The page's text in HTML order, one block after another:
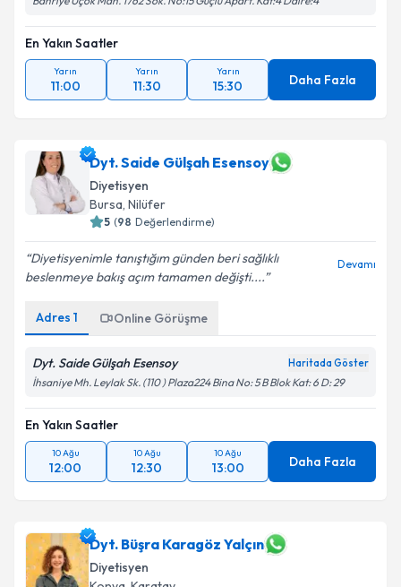
Takvim Talebini Gönder
Bahriye Üçok Mah. 1762 Sok. No:15 Güçlü Apart. Kat:4 Daire:4
En Yakın Saatler
Yarın
11:00
Yarın
11:30
Yarın
15:30 Daha Fazla
Dyt. Saide Gülşah Esensoy
Diyetisyen
Bursa,Nilüfer
( Değerlendirme)
Diyetisyenimle tanıştığım günden beri sağlıklı
beslenmeye bakış açım tamamen değişti....
Adres 1 Online Görüşme
Dyt. Saide Gülşah Esensoy
İhsaniye Mh. Leylak Sk. (110 ) Plaza224 Bina No: 5 B Blok Kat: 6 D: 29
En Yakın Saatler
10 Ağu
12:00
10 Ağu
12:30
10 Ağu
13:00 Daha Fazla
Dyt. Büşra Karagöz Yalçın
Diyetisyen